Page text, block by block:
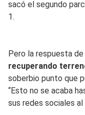
sacó el segundo
1.
Pero la respuesta
recuperando
soberbio punto que
“Esto no se acaba
sus redes sociales